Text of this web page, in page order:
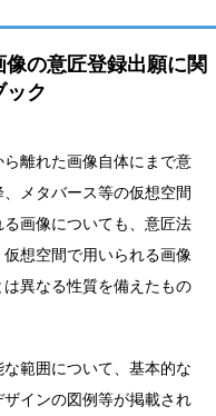
の意匠登録出願に関
ック
離れた画像⾃体にまで意
メタバース等の仮想空間
画像についても、意匠法
想空間で⽤いられる画像
異なる性質を備えたもの
範囲について、基本的な
インの図例等が掲載され